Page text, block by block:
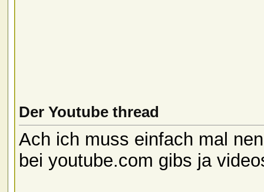
Der Youtube thread
Ach ich muss einfach mal
bei youtube.com gibs ja